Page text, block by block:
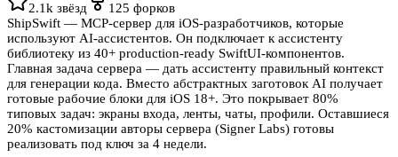
2.1k звёзд 125 форков
ShipSwift — MCP-сервер для iOS-разработчиков, которые
используют AI-ассистентов. Он подключает к ассистенту
библиотеку из 40+ production-ready SwiftUI-компонентов.
Главная задача сервера — дать ассистенту правильный контекст
для генерации кода. Вместо абстрактных заготовок AI получает
готовые рабочие блоки для iOS 18+. Это покрывает 80%
типовых задач: экраны входа, ленты, чаты, профили. Оставшиеся
20% кастомизации авторы сервера (Signer Labs) готовы
реализовать под ключ за 4 недели.